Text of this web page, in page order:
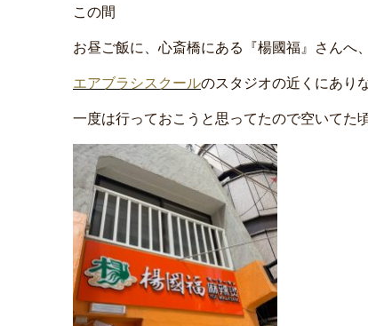
この間
お昼ご飯に、心斎橋にある『楊國福』さんへ
エアブラシスクールのスタジオの近くにあり
一度は行っておこうと思ってたので空いてた